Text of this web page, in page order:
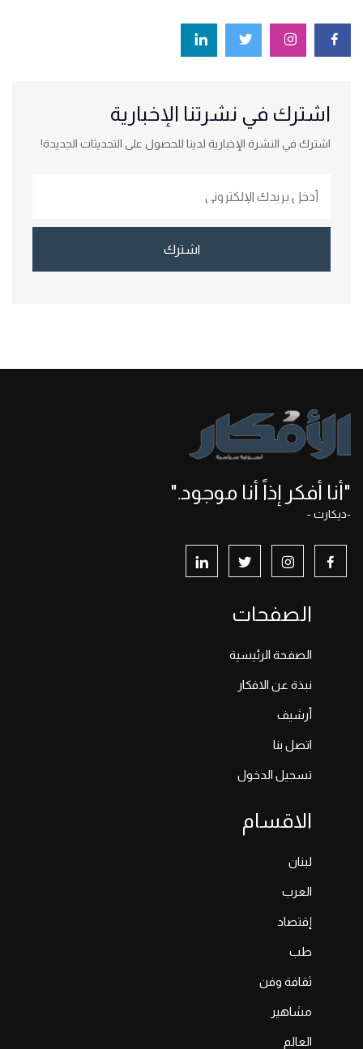
اشترك في نشرتنا الإخبارية
اشترك في النشرة الإخبارية لدينا للحصول على التحديثات الجديدة!
اشترك
"أنا أفكر إذاً أنا موجود."
-ديكارت -
الصفحات
الصفحة الرئيسية
نبذة عن الافكار
أرشيف
اتصل بنا
تسجيل الدخول
الاقسام
لبنان
العرب
إقتصاد
طب
ثقافة وفن
مشاهير
العالم